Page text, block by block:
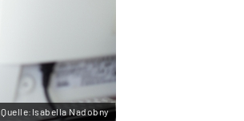
Quelle:Isabella Nadobny